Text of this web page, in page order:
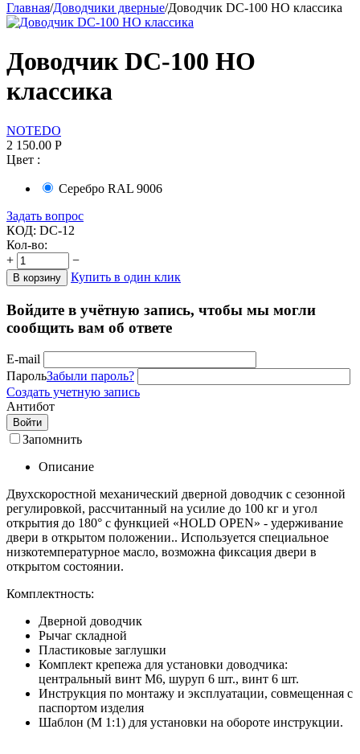
Главная/Доводчики дверные/Доводчик DC-100 HO классика
Доводчик DC-100 HO
классика
NOTEDO
2 150.00 Р
Цвет :
Серебро RAL 9006
Задать вопрос
КОД: DC-12
Кол-во:
+
−
В корзину Купить в один клик
Войдите в учётную запись, чтобы мы могли
сообщить вам об ответе
E-mail
ПарольЗабыли пароль?
Создать учетную запись
Антибот
Войти
Запомнить
Описание
Двухскоростной механический дверной доводчик с сезонной
регулировкой, рассчитанный на усилие до 100 кг и угол
открытия до 180° с функцией «HOLD OPEN» - удерживание
двери в открытом положении.. Используется специальное
низкотемпературное масло, возможна фиксация двери в
открытом состоянии.
Комплектность:
Дверной доводчик
Рычаг складной
Пластиковые заглушки
Комплект крепежа для установки доводчика:
центральный винт М6, шуруп 6 шт., винт 6 шт.
Инструкция по монтажу и эксплуатации, совмещенная с
паспортом изделия
Шаблон (М 1:1) для установки на обороте инструкции.